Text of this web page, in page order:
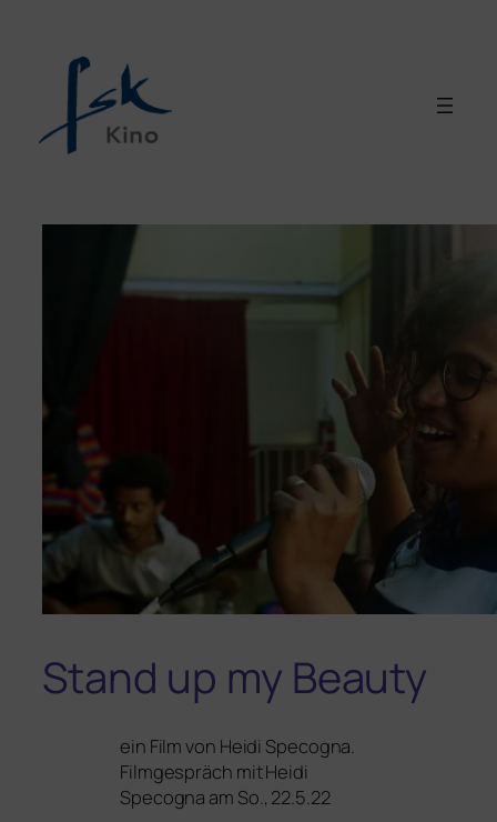
Stand up my Beauty
ein Film von Heidi Specogna.
Filmgespräch mit Heidi
Specogna am So., 22.5.22